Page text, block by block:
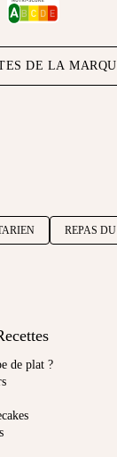
DE LA
REPAS
de plat ?